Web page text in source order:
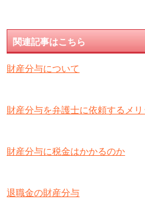
関連記事はこちら
財産分与について
財産分与を弁護士に依頼するメリ
財産分与に税金はかかるのか
退職金の財産分与